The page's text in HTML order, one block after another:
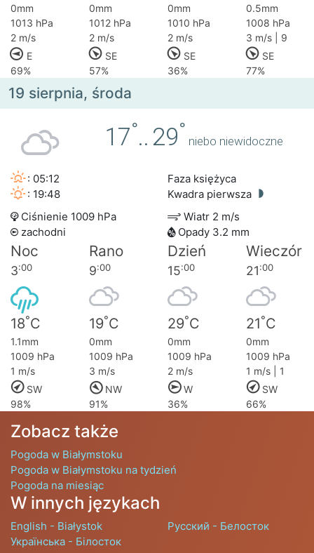
0mm 0mm 0mm
0.5mm
1013 hPa
1012 hPa 1010 hPa
1008 hPa
2 m/s
2 m/s 2 m/s
3 m/s | 9
E
SE SE
SE
69%
57% 36% 77%
19 sierpnia, środa
17°.. 29°
niebo niewidoczne
: 05:12
: 19:48
Faza księżyca
Kwadra pierwsza
Ciśnienie 1009 hPa
Wiatr 2 m/s
zachodni
Opady 3.2 mm
Noc Rano Dzień Wieczór
3:00 9:00 15:00 21:00
18°C 19°C 29°C 21°C
1.1mm 0mm 0mm
0mm
1009 hPa
1009 hPa 1009 hPa
1009 hPa
1 m/s
3 m/s 2 m/s
1 m/s | 1
SW
NW W
SW
98%
91% 36% 66%
Zobacz także
Pogoda w Białymstoku
Pogoda w Białymstoku na tydzień
Pogoda na miesiąc
W innych językach
English - Białystok
Русский - Белосток
Українська - Білосток